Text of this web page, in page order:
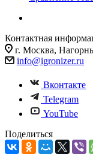
Контактная
г. Москва,
info@igronizer.ru
Вконтакте
Telegram
YouTube
Поделиться